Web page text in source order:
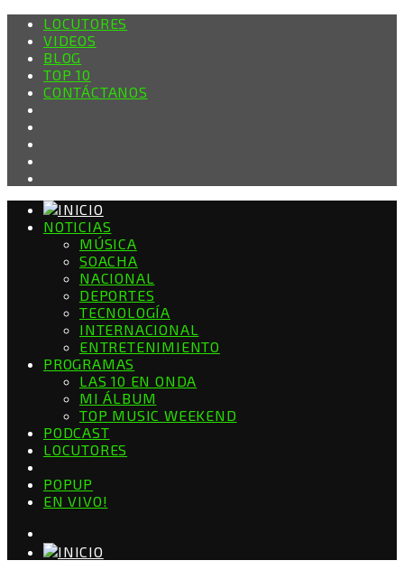
LOCUTORES
VIDEOS
BLOG
TOP 10
CONTÁCTANOS
NOTICIAS
MÚSICA
SOACHA
NACIONAL
DEPORTES
TECNOLOGÍA
INTERNACIONAL
ENTRETENIMIENTO
PROGRAMAS
LAS 10 EN ONDA
MI ÁLBUM
TOP MUSIC WEEKEND
PODCAST
LOCUTORES
POPUP
EN VIVO!